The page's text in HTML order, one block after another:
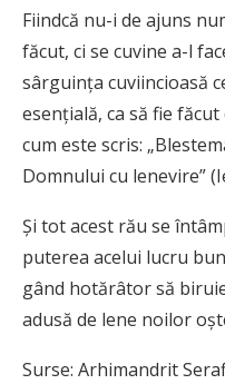
Fiindcă nu-i de ajuns
făcut, ci se cuvine a-l
sârguinţa cuviincioasă
esenţială, ca să fie
cum este scris:
Domnului cu lenevire”
Şi tot acest rău se
puterea acelui lucru
gând hotărâtor să
adusă de lene noilor
Surse: Arhimandrit